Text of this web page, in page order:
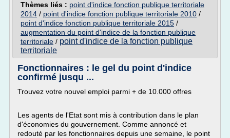
Thèmes liés : point d'indice fonction publique territoriale
2014 / point d'indice fonction publique territoriale 2010 /
point d'indice fonction publique territoriale 2015 /
augmentation du point d'indice de la fonction publique
territoriale / point d'indice de la fonction publique
territoriale
Fonctionnaires : le gel du point d'indice
confirmé jusqu ...
Trouvez votre nouvel emploi parmi + de 10.000 offres
Les agents de l'Etat sont mis à contribution dans le plan
d'économies du gouvernement. Comme annoncé et
redouté par les fonctionnaires depuis une semaine, le point